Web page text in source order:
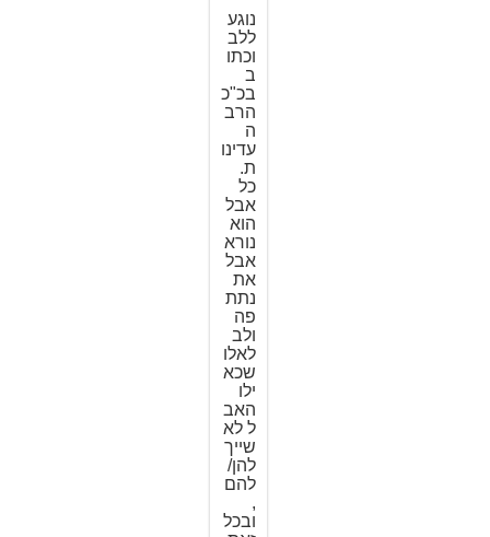
נוגע
ללב
וכתו
ב
בכ"כ
הרב
ה
עדינו
ת.
כל
אבל
הוא
נורא
אבל
את
נתת
פה
ולב
לאלו
שכא
ילו
האב
ל לא
שייך
להן/
להם
,
ובכל